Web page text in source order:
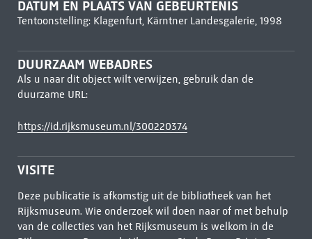
DATUM EN PLAATS VAN GEBEURTENIS
Tentoonstelling: Klagenfurt, Kärntner Landesgalerie, 1998
DUURZAAM WEBADRES
Als u naar dit object wilt verwijzen, gebruik dan de
duurzame URL:
https://id.rijksmuseum.nl/300220374
VISITE
Deze publicatie is afkomstig uit de bibliotheek van het
Rijksmuseum. Wie onderzoek wil doen naar of met behulp
van de collecties van het Rijksmuseum is welkom in de